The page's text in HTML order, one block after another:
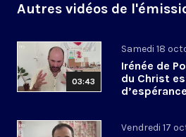
Autres vidéos de
03:43
Samedi 18
Irénée de
du Christ
Vendredi 17